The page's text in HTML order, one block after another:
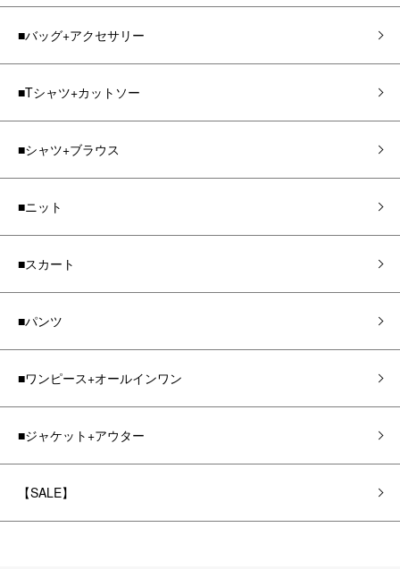
■バッグ+アクセサリー
■Tシャツ+カットソー
■シャツ+ブラウス
■ニット
■スカート
■パンツ
■ワンピース+オールインワン
■ジャケット+アウター
【SALE】